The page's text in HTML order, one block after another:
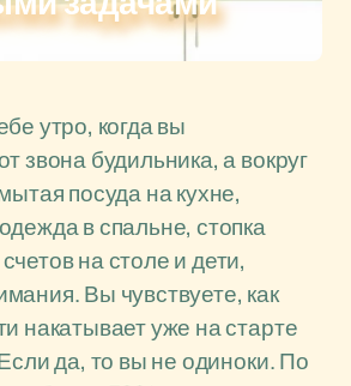
утро, когда вы
звона будильника, а вокруг
посуда на кухне,
в спальне, стопка
на столе и дети,
Вы чувствуете, как
накатывает уже на старте
да, то вы не одиноки. По